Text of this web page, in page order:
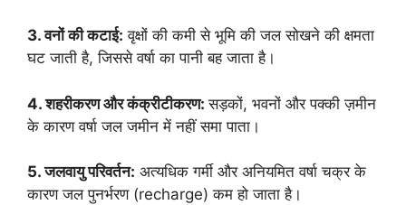
3. वनों की कटाई: वृक्षों की कमी से भूमि की जल सोखने की क्षमता
घट जाती है, जिससे वर्षा का पानी बह जाता है।
4. शहरीकरण और कंक्रीटीकरण:सड़कों, भवनों और पक्की ज़मीन
के कारण वर्षा जल जमीन में नहीं समा पाता।
5. जलवायु परिवर्तन: अत्यधिक गर्मी और अनियमित वर्षा चक्र के
कारण जल पुनर्भरण (recharge) कम हो जाता है।